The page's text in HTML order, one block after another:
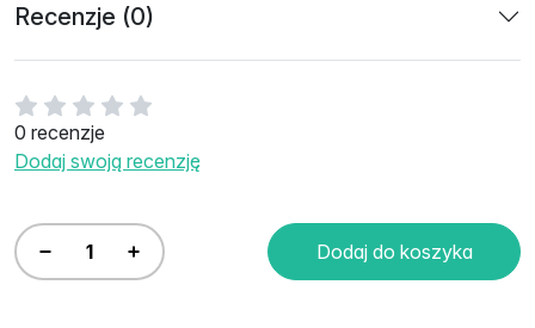
0 recenzje
Dodaj swoją recenzję
Dodaj do koszyka
Recenzje (0)